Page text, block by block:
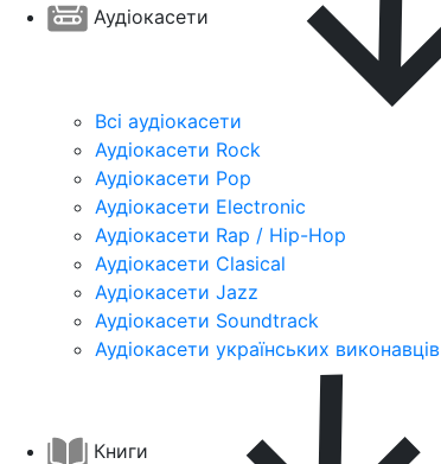
Аудіокасети
Всі аудіокасети
Аудіокасети Rock
Аудіокасети Pop
Аудіокасети Electronic
Аудіокасети Rap / Hip-Hop
Аудіокасети Clasical
Аудіокасети Jazz
Аудіокасети Soundtrack
Аудіокасети українських виконавців
Книги